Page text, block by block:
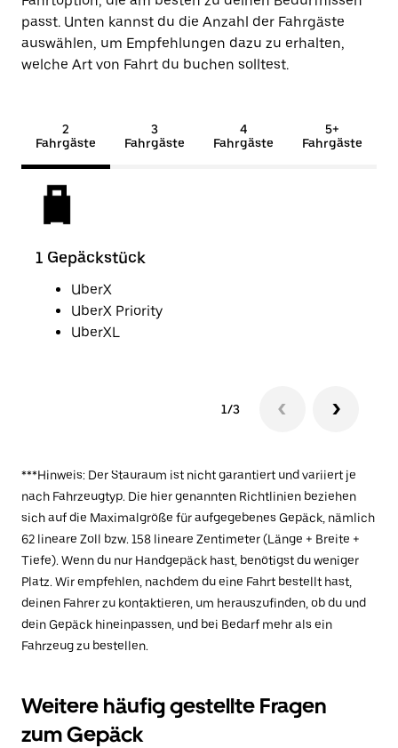
passt. Unten kannst du die Anzahl der Fahrgäste
auswählen, um Empfehlungen dazu zu erhalten,
welche Art von Fahrt du buchen solltest.
2
Fahrgäste
3
Fahrgäste
4
Fahrgäste
5+
Fahrgäste
1 Gepäckstück
UberX
UberX Priority
UberXL
1/3
***Hinweis: Der Stauraum ist nicht garantiert und variiert je
nach Fahrzeugtyp. Die hier genannten Richtlinien beziehen
sich auf die Maximalgröße für aufgegebenes Gepäck, nämlich
62 lineare Zoll bzw. 158 lineare Zentimeter (Länge + Breite +
Tiefe). Wenn du nur Handgepäck hast, benötigst du weniger
Platz. Wir empfehlen, nachdem du eine Fahrt bestellt hast,
deinen Fahrer zu kontaktieren, um herauszufinden, ob du und
dein Gepäck hineinpassen, und bei Bedarf mehr als ein
Fahrzeug zu bestellen.
Weitere häufig gestellte Fragen
zum Gepäck